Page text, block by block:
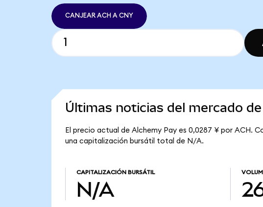
CANJEAR ACH A CNY
Últimas noticias del mercado
El precio actual de Alchemy Pay es 0,0287 ¥ por ACH.
una capitalización bursátil total de N/A.
CAPITALIZACIÓN BURSÁTIL
N/A